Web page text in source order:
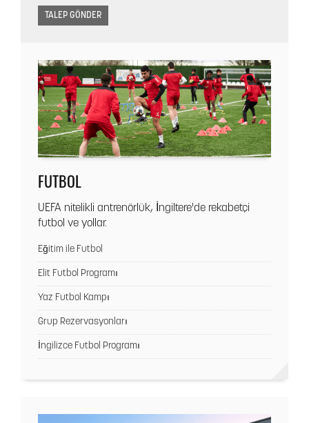
FUTBOL
UEFA nitelikli antrenörlük, İngiltere'de rekabetçi
futbol ve yollar.
Eğitim ile Futbol
Elit Futbol Programı
Yaz Futbol Kampı
Grup Rezervasyonları
İngilizce Futbol Programı